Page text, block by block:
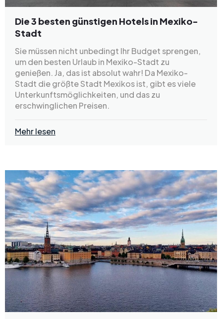
Die 3 besten günstigen Hotels in Mexiko-
Stadt
Sie müssen nicht unbedingt Ihr Budget sprengen,
um den besten Urlaub in Mexiko-Stadt zu
genießen. Ja, das ist absolut wahr! Da Mexiko-
Stadt die größte Stadt Mexikos ist, gibt es viele
Unterkunftsmöglichkeiten, und das zu
erschwinglichen Preisen.
Mehr lesen